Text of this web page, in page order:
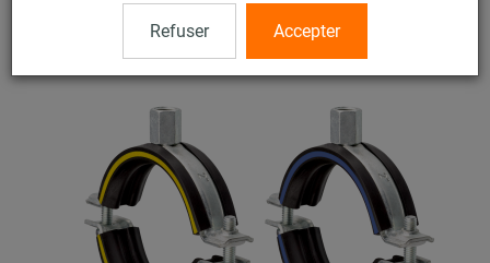
Refuser Accepter
avec / sans DÄMMGULAST® garniture